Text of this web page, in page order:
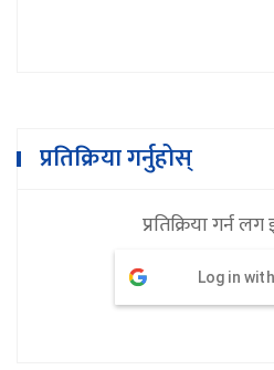
प्रतिक्रिया गर्नुहोस्
प्रतिक्रिया गर्न
Log in